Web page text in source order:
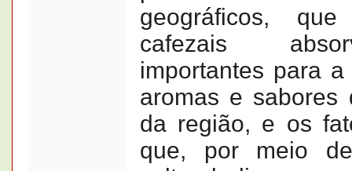
geográficos,
cafezais
importantes para
aromas e sabores
da região, e os
que, por meio